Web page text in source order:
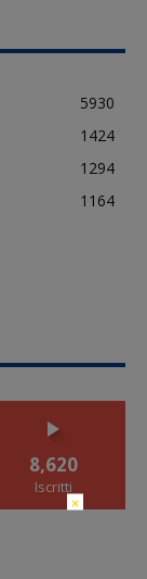
5930
1424
1294
1164
8,620
Iscritti
×